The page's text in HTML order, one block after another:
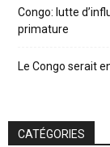
Congo: lutte
primature
Le Congo serait
CATÉGORIES